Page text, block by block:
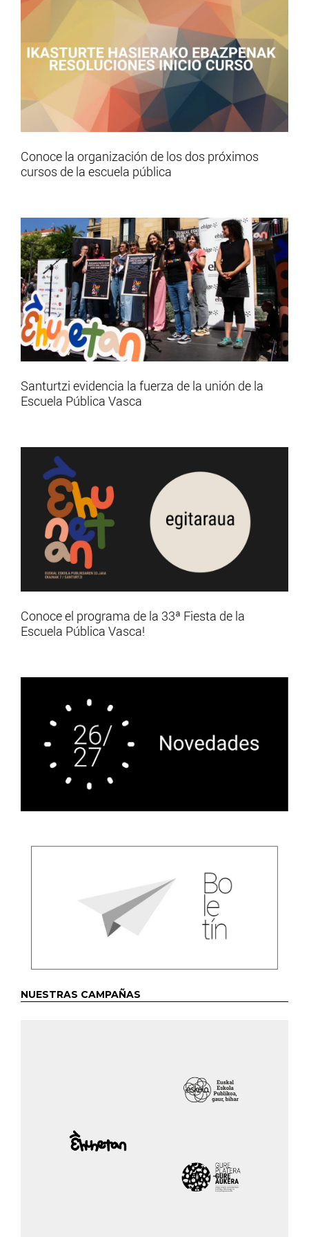
Conoce la organización de los dos próximos
cursos de la escuela pública
Santurtzi evidencia la fuerza de la unión de la
Escuela Pública Vasca
Conoce el programa de la 33ª Fiesta de la
Escuela Pública Vasca!
NUESTRAS CAMPAÑAS